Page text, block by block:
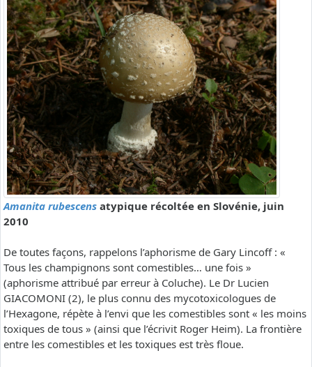
Amanita rubescens atypique récoltée en Slovénie, juin
2010
De toutes façons, rappelons l’aphorisme de Gary Lincoff : «
Tous les champignons sont comestibles… une fois »
(aphorisme attribué par erreur à Coluche). Le Dr Lucien
GIACOMONI (2), le plus connu des mycotoxicologues de
l’Hexagone, répète à l’envi que les comestibles sont « les moins
toxiques de tous » (ainsi que l’écrivit Roger Heim). La frontière
entre les comestibles et les toxiques est très floue.